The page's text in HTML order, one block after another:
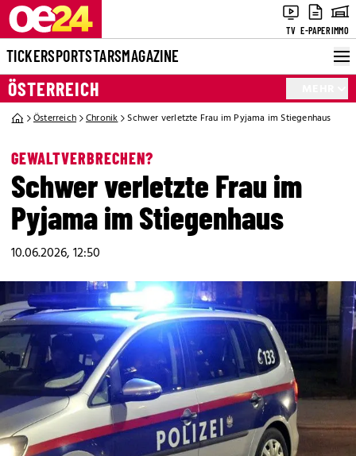
TV E-PAPERIMMO
TICKERSPORTSTARSMAGAZINE
ÖSTERREICH
Österreich Chronik Schwer verletzte Frau im Pyjama im Stiegenhaus
GEWALTVERBRECHEN?
Schwer verletzte Frau im
Pyjama im Stiegenhaus
10.06.2026, 12:50